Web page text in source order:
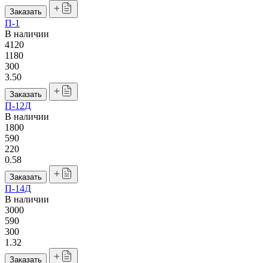
Заказать
П-1
В наличии
4120
1180
300
3.50
Заказать
П-12Д
В наличии
1800
590
220
0.58
Заказать
П-14Д
В наличии
3000
590
300
1.32
Заказать